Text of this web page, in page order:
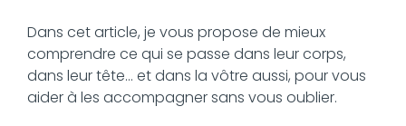
Dans cet article, je vous propose de mieux
comprendre ce qui se passe dans leur corps,
dans leur tête… et dans la vôtre aussi, pour vous
aider à les accompagner sans vous oublier.